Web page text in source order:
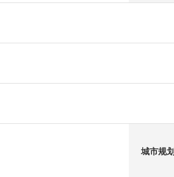
城市规划